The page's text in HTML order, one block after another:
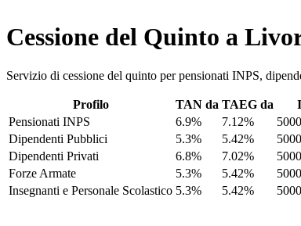
Cessione del Quinto a
Servizio di cessione del quinto per pensionati INPS,
Profilo TAN da TAEG da
Pensionati INPS
6.9% 7.12%
Dipendenti Pubblici
5.3% 5.42%
Dipendenti Privati
6.8% 7.02%
Forze Armate
5.3% 5.42%
Insegnanti e Personale Scolastico 5.3% 5.42%